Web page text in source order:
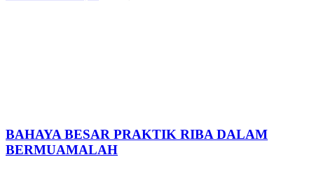
BAHAYA BESAR PRAKTIK RIBA DALAM
BERMUAMALAH